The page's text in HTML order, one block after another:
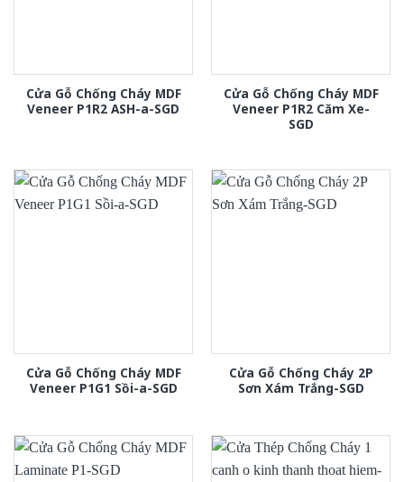
Cửa Gỗ Chống Cháy MDF
Veneer P1R2 ASH-a-SGD
Cửa Gỗ Chống Cháy MDF
Veneer P1R2 Căm Xe-
SGD
Cửa Gỗ Chống Cháy MDF
Veneer P1G1 Sồi-a-SGD
Cửa Gỗ Chống Cháy 2P
Sơn Xám Trắng-SGD